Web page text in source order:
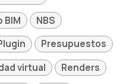
BIM
NBS
Presupuestos
virtual
Renders